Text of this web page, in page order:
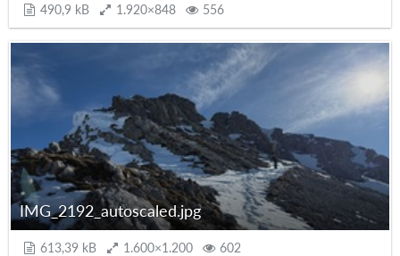
490,9 kB 1.920×848 556
IMG_2192_autoscaled.jpg
613,39 kB 1.600×1.200 602